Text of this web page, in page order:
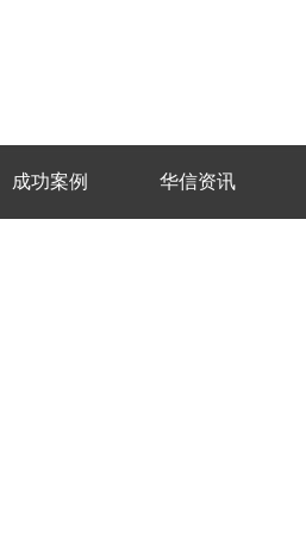
成功案例 华信资讯